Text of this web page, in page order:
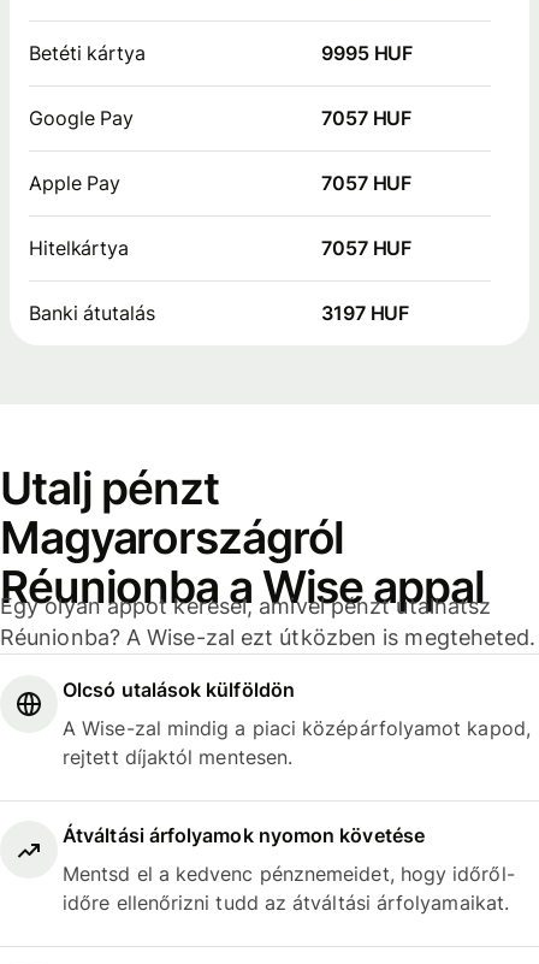
Betéti kártya 9995 HUF
Google Pay 7057 HUF
Apple Pay 7057 HUF
Hitelkártya 7057 HUF
Banki átutalás 3197 HUF
Utalj pénzt
Magyarországról
Réunionba a Wise appal
Egy olyan appot keresel, amivel pénzt utalhatsz
Réunionba? A Wise-zal ezt útközben is megteheted.
Olcsó utalások külföldön
A Wise-zal mindig a piaci középárfolyamot kapod,
rejtett díjaktól mentesen.
Átváltási árfolyamok nyomon követése
Mentsd el a kedvenc pénznemeidet, hogy időről-
időre ellenőrizni tudd az átváltási árfolyamaikat.